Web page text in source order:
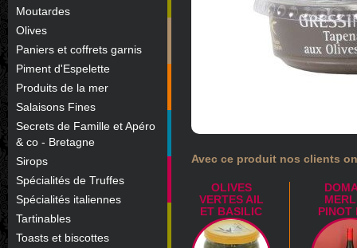
Moutardes
Olives
Paniers et coffrets garnis
Piment d'Espelette
Produits de la mer
Salaisons Fines
Secrets de Famille et Apéro
& co - Bretagne
Sirops
Spécialités de Truffes
Spécialités italiennes
Tartinables
Toasts et biscottes
Avec ce produit nos clients
OLIVES
VERTES AIL
ET BASILIC
PINOT